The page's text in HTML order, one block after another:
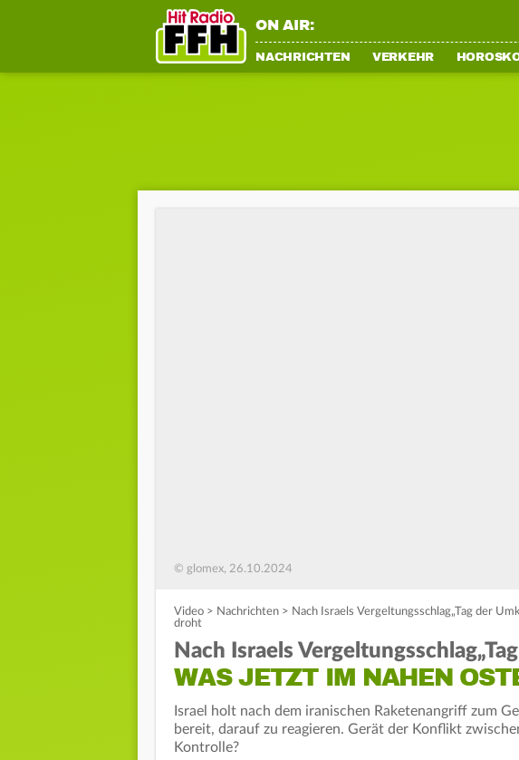
ON AIR:
NACHRICHTEN VERKEHR
© glomex, 26.10.2024
Video > Nachrichten > Nach Israels Vergeltungsschlag„Tag der
droht
Nach Israels
WAS JETZT IM NAHEN
Israel holt nach dem iranischen Raketenangriff zum
bereit, darauf zu reagieren. Gerät der Konflikt
Kontrolle?